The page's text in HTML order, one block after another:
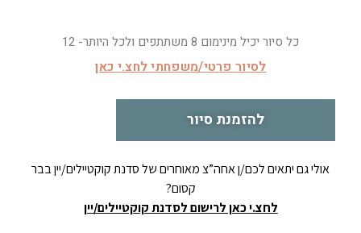
כל סיור יכיל מינימום 8 משתתפים ולכל היותר- 12
לסיור פרטי/משפחתי לחצ.י כאן
להזמנת סיור
אולי גם יתאים לכם/ן אחה”צ מאוחרים של סדנת קוקטיילים/יין בבר
קסום?
לחצ.י כאן לרישום לסדנת קוקטיילים/יין